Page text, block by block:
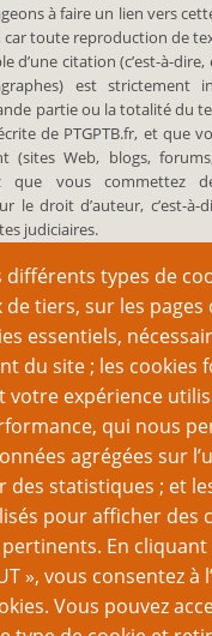
types de
tiers, sur les pages
essentiels,
du site ; les cookies
votre expérience
qui nous
agrégées sur
des statistiques ; et
pour afficher des
En cliquant
», vous consentez à
Vous pouvez
à faire un lien vers
car toute reproduction de
d’une citation (c’est-à-dire,
est strictement
partie ou la totalité du
de PTGPTB.fr, et que
(sites Web, blogs,
que vous commettez
le droit d’auteur, c’est-à-
judiciaires.